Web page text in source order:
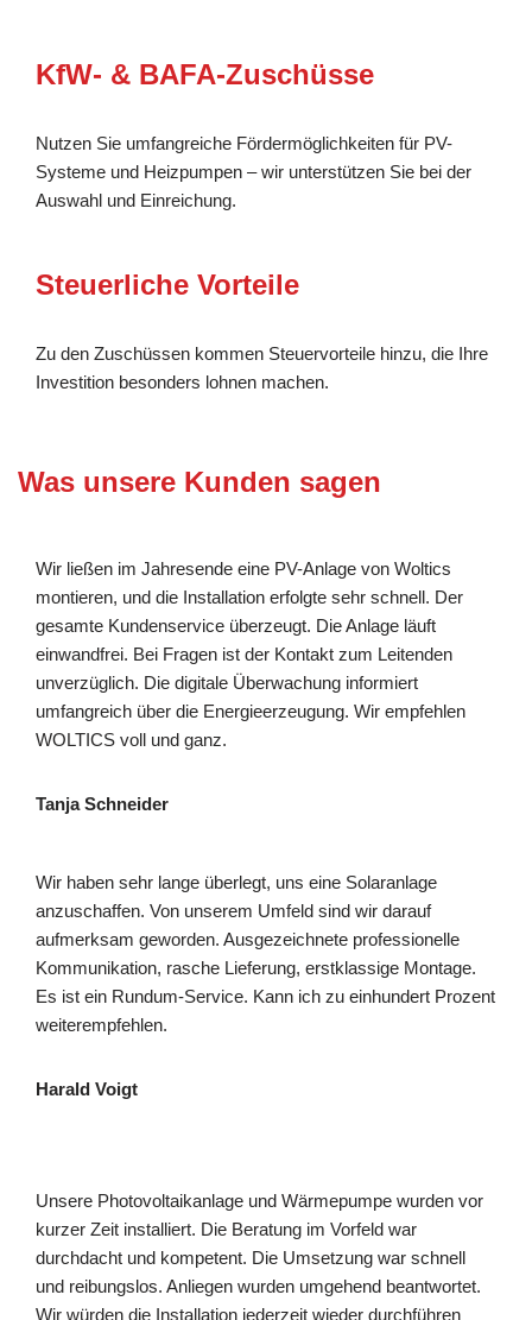
KfW- & BAFA-Zuschüsse
Nutzen Sie umfangreiche Fördermöglichkeiten für PV-
Systeme und Heizpumpen – wir unterstützen Sie bei der
Auswahl und Einreichung.
Steuerliche Vorteile
Zu den Zuschüssen kommen Steuervorteile hinzu, die Ihre
Investition besonders lohnen machen.
Was unsere Kunden sagen
Wir ließen im Jahresende eine PV-Anlage von Woltics
montieren, und die Installation erfolgte sehr schnell. Der
gesamte Kundenservice überzeugt. Die Anlage läuft
einwandfrei. Bei Fragen ist der Kontakt zum Leitenden
unverzüglich. Die digitale Überwachung informiert
umfangreich über die Energieerzeugung. Wir empfehlen
WOLTICS voll und ganz.
Tanja Schneider
Wir haben sehr lange überlegt, uns eine Solaranlage
anzuschaffen. Von unserem Umfeld sind wir darauf
aufmerksam geworden. Ausgezeichnete professionelle
Kommunikation, rasche Lieferung, erstklassige Montage.
Es ist ein Rundum-Service. Kann ich zu einhundert Prozent
weiterempfehlen.
Harald Voigt
Unsere Photovoltaikanlage und Wärmepumpe wurden vor
kurzer Zeit installiert. Die Beratung im Vorfeld war
durchdacht und kompetent. Die Umsetzung war schnell
und reibungslos. Anliegen wurden umgehend beantwortet.
Wir würden die Installation jederzeit wieder durchführen